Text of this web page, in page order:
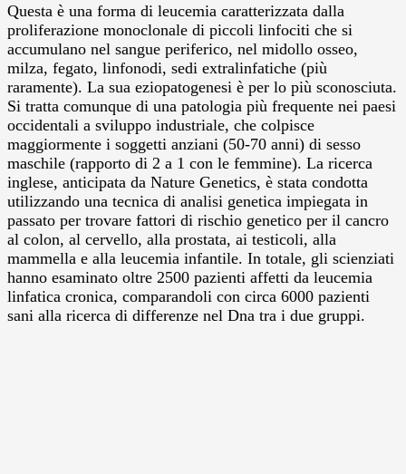
Questa è una forma di leucemia caratterizzata dalla
proliferazione monoclonale di piccoli linfociti che si
accumulano nel sangue periferico, nel midollo osseo,
milza, fegato, linfonodi, sedi extralinfatiche (più
raramente). La sua eziopatogenesi è per lo più sconosciuta.
Si tratta comunque di una patologia più frequente nei paesi
occidentali a sviluppo industriale, che colpisce
maggiormente i soggetti anziani (50-70 anni) di sesso
maschile (rapporto di 2 a 1 con le femmine). La ricerca
inglese, anticipata da Nature Genetics, è stata condotta
utilizzando una tecnica di analisi genetica impiegata in
passato per trovare fattori di rischio genetico per il cancro
al colon, al cervello, alla prostata, ai testicoli, alla
mammella e alla leucemia infantile. In totale, gli scienziati
hanno esaminato oltre 2500 pazienti affetti da leucemia
linfatica cronica, comparandoli con circa 6000 pazienti
sani alla ricerca di differenze nel Dna tra i due gruppi.